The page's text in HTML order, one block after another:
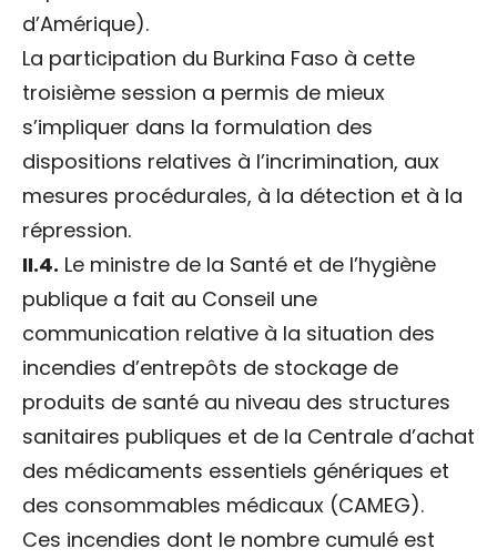
d’Amérique).
La participation du Burkina Faso à cette
troisième session a permis de mieux
s’impliquer dans la formulation des
dispositions relatives à l’incrimination, aux
mesures procédurales, à la détection et à la
répression.
II.4. Le ministre de la Santé et de l’hygiène
publique a fait au Conseil une
communication relative à la situation des
incendies d’entrepôts de stockage de
produits de santé au niveau des structures
sanitaires publiques et de la Centrale d’achat
des médicaments essentiels génériques et
des consommables médicaux (CAMEG).
Ces incendies dont le nombre cumulé est